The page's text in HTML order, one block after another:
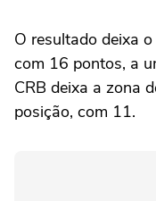
O resultado deixa
com 16 pontos, a
CRB deixa a zona
posição, com 11.